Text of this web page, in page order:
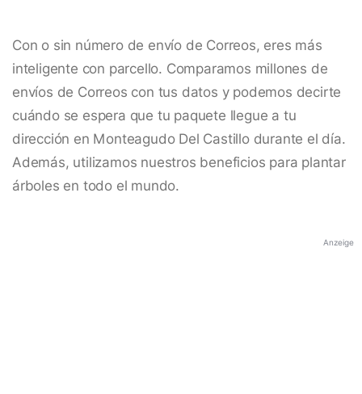
Con o sin número de envío de Correos, eres más
inteligente con parcello. Comparamos millones de
envíos de Correos con tus datos y podemos decirte
cuándo se espera que tu paquete llegue a tu
dirección en Monteagudo Del Castillo durante el día.
Además, utilizamos nuestros beneficios para plantar
árboles en todo el mundo.
Anzeige